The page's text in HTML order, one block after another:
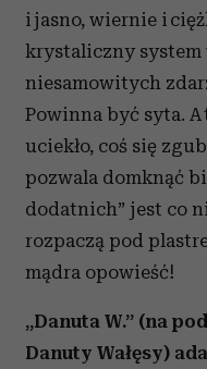
i jasno, wiernie i
krystaliczny system
niesamowitych
Powinna być syta.
uciekło, coś się
pozwala domknąć
dodatnich” jest co
rozpaczą pod
mądra opowieść!
„Danuta W.” (na
Danuty Wałęsy)